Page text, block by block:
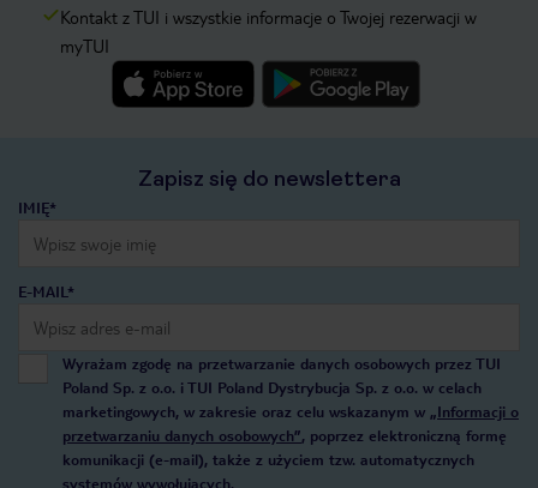
Kontakt z TUI i wszystkie informacje o Twojej rezerwacji w
myTUI
Zapisz się do newslettera
IMIĘ*
E-MAIL*
Wyrażam zgodę na przetwarzanie danych osobowych przez TUI
Poland Sp. z o.o. i TUI Poland Dystrybucja Sp. z o.o. w celach
marketingowych, w zakresie oraz celu wskazanym w „Informacji o
przetwarzaniu danych osobowych”, poprzez elektroniczną formę
komunikacji (e-mail), także z użyciem tzw. automatycznych
systemów wywołujących.